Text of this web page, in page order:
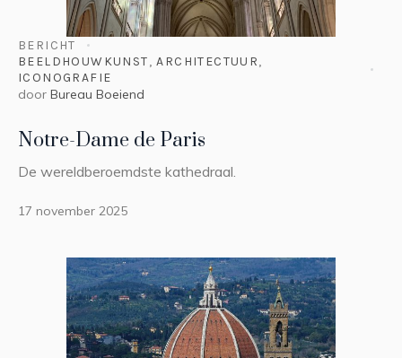
BERICHT
BEELDHOUWKUNST,ARCHITECTUUR,
ICONOGRAFIE
door Bureau Boeiend
Notre-Dame de Paris
De wereldberoemdste kathedraal.
17 november 2025